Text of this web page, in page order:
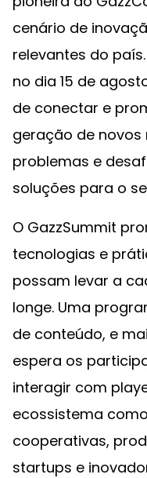
cenário de
relevantes do
no dia 15 de
de conectar e
geração de novos
problemas e
soluções para o
O GazzSummit
tecnologias e
possam levar a
longe. Uma
de conteúdo, e
espera os
interagir com
ecossistema
cooperativas,
startups e